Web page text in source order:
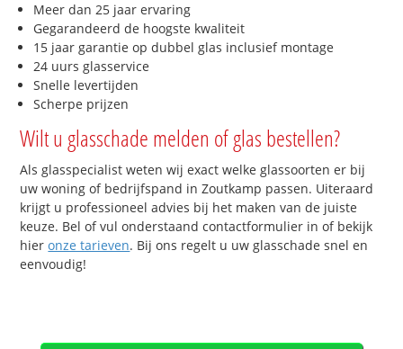
Meer dan 25 jaar ervaring
Gegarandeerd de hoogste kwaliteit
15 jaar garantie op dubbel glas inclusief montage
24 uurs glasservice
Snelle levertijden
Scherpe prijzen
Wilt u glasschade melden of glas bestellen?
Als glasspecialist weten wij exact welke glassoorten er bij
uw woning of bedrijfspand in Zoutkamp passen. Uiteraard
krijgt u professioneel advies bij het maken van de juiste
keuze. Bel of vul onderstaand contactformulier in of bekijk
hieronze tarieven. Bij ons regelt u uw glasschade snel en
eenvoudig!